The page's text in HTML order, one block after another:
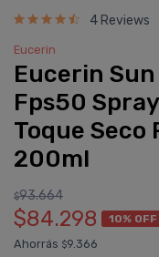
4 Reviews
Eucerin
Eucerin
Fps50
Toque Seco
200ml
$93.664
$84.298 10% OFF
Ahorrás $9.366